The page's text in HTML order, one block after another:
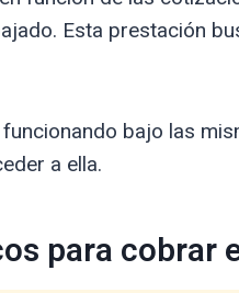
Esta prestación
bajo las
a ella.
para cobrar